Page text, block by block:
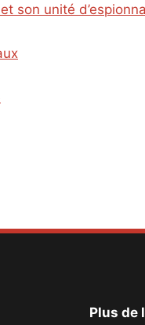
son unité
Plus de